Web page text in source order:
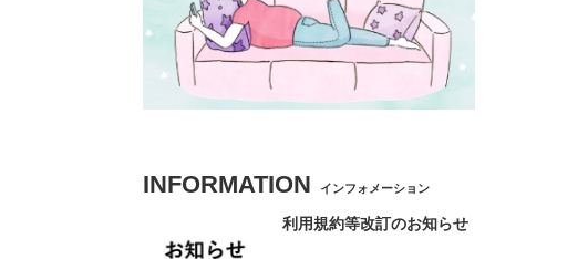
INFORMATION インフォメーション
利用規約等改訂のお知らせ